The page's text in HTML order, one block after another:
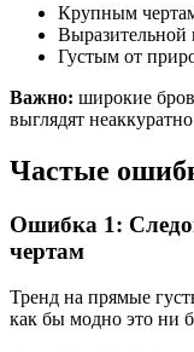
Крупным
Выразительной
Густым от
Важно: широкие
выглядят
Частые
Ошибка 1:
чертам
Тренд на прямые
как бы модно это ни